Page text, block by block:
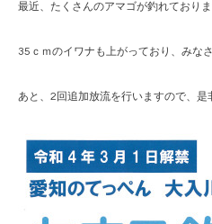
最近、たくさんのアマゴが釣れておりま
35ｃｍのイワナも上がっており、みな
あと、2回追加放流を行いますので、是